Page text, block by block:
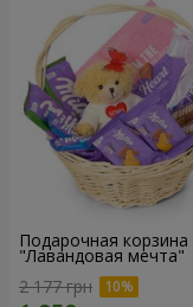
Подарочная корзина
"Лавандовая мечта"
2 177 грн